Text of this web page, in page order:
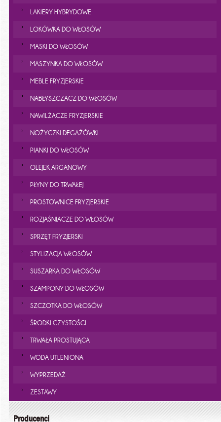
LAKIERY HYBRYDOWE
LOKÓWKA DO WŁOSÓW
MASKI DO WŁOSÓW
MASZYNKA DO WŁOSÓW
MEBLE FRYZJERSKIE
NABŁYSZCZACZ DO WŁOSÓW
NAWILŻACZE FRYZJERSKIE
NOŻYCZKI DEGAŻÓWKI
PIANKI DO WŁOSÓW
OLEJEK ARGANOWY
PŁYNY DO TRWAŁEJ
PROSTOWNICE FRYZJERSKIE
ROZJAŚNIACZE DO WŁOSÓW
SPRZĘT FRYZJERSKI
STYLIZACJA WŁOSÓW
SUSZARKA DO WŁOSÓW
SZAMPONY DO WŁOSÓW
SZCZOTKA DO WŁOSÓW
ŚRODKI CZYSTOŚCI
TRWAŁA PROSTUJĄCA
WODA UTLENIONA
WYPRZEDAŻ
ZESTAWY
Producenci